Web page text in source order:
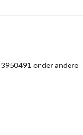
3950491 onder andere